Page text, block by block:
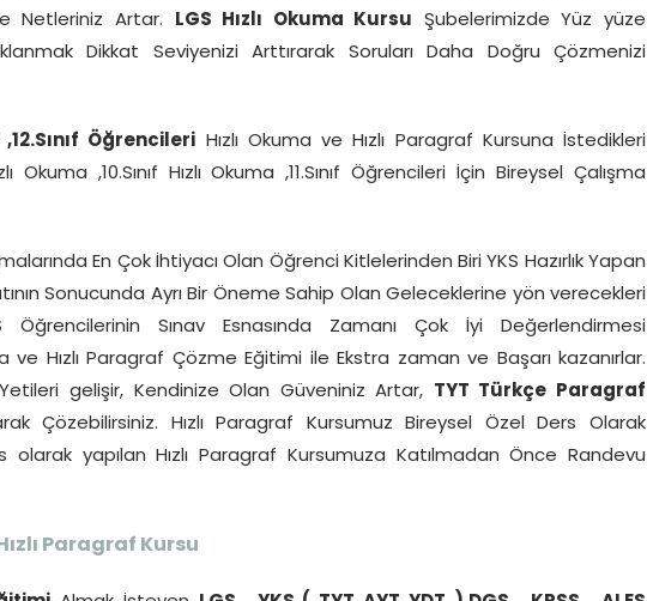
Netleriniz Artar.
LGS Hızlı Okuma Kursu Şubelerimizde Yüz yüze
Dikkat Seviyenizi Arttırarak Soruları Daha Doğru Çözmenizi
,12.Sınıf Öğrencileri Hızlı Okuma ve Hızlı Paragraf Kursuna İstedikleri
Okuma ,10.Sınıf Hızlı Okuma ,11.Sınıf Öğrencileri İçin Bireysel Çalışma
En Çok İhtiyacı Olan Öğrenci Kitlelerinden Biri YKS Hazırlık Yapan
Sonucunda Ayrı Bir Öneme Sahip Olan Geleceklerine yön verecekleri
Öğrencilerinin Sınav Esnasında Zamanı Çok İyi Değerlendirmesi
ve Hızlı Paragraf Çözme Eğitimi ile Ekstra zaman ve Başarı kazanırlar.
gelişir, Kendinize Olan Güveniniz Artar, TYT Türkçe Paragraf
Çözebilirsiniz. Hızlı Paragraf Kursumuz Bireysel Özel Ders Olarak
olarak yapılan Hızlı Paragraf Kursumuza Katılmadan Önce Randevu
Paragraf Kursu